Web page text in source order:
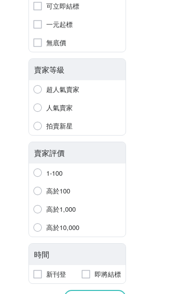
可立即結標
一元起標
無底價
賣家等級
超人氣賣家
人氣賣家
拍賣新星
賣家評價
1-100
高於100
高於1,000
高於10,000
時間
新刊登 即將結標